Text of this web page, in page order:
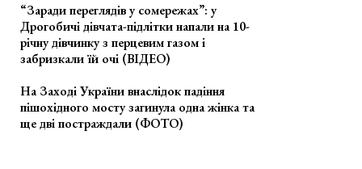
“Заради переглядів у сомережах”: у
Дрогобичі дівчата-підлітки напали на 10-
річну дівчинку з перцевим газом і
забризкали їй очі (ВІДЕО)
На Заході України внаслідок падіння
пішохідного мосту загинула одна жінка та
ще дві постраждали (ФОТО)